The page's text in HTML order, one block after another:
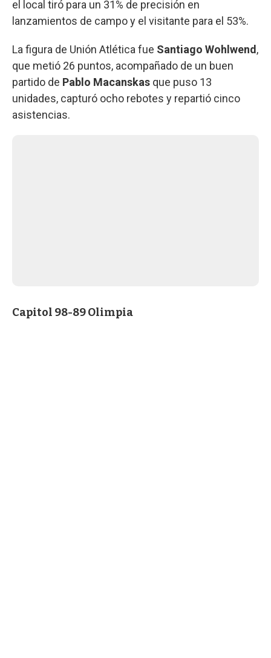
el local tiró para un 31% de precisión en
lanzamientos de campo y el visitante para el 53%.
La figura de Unión Atlética fue Santiago Wohlwend ,
que metió 26 puntos, acompañado de un buen
partido de Pablo Macanskas que puso 13
unidades, capturó ocho rebotes y repartió cinco
asistencias.
Capitol 98-89 Olimpia